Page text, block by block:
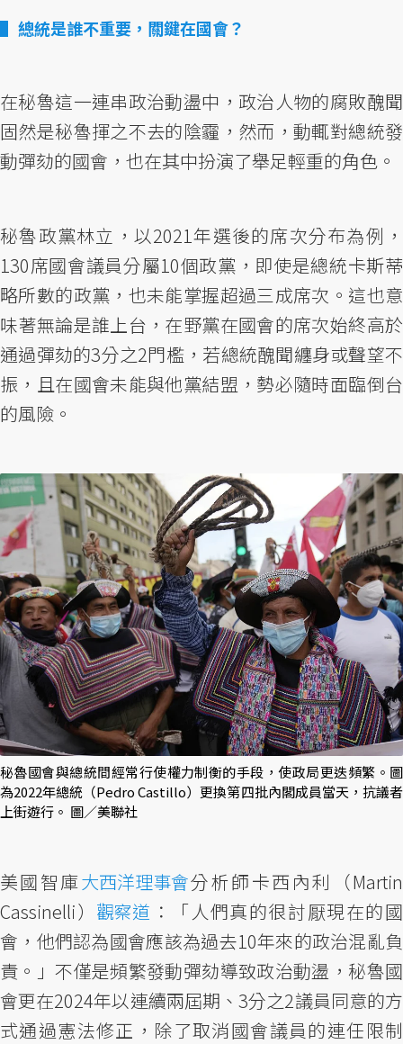
總統是誰不重要，關鍵在國會？
在秘魯這一連串政治動盪中，政治人物的腐敗醜聞
固然是秘魯揮之不去的陰霾，然而，動輒對總統發
動彈劾的國會，也在其中扮演了舉足輕重的角色。
秘魯政黨林立，以2021年選後的席次分布為例，
130席國會議員分屬10個政黨，即使是總統卡斯蒂
略所數的政黨，也未能掌握超過三成席次。這也意
味著無論是誰上台，在野黨在國會的席次始終高於
通過彈劾的3分之2門檻，若總統醜聞纏身或聲望不
振，且在國會未能與他黨結盟，勢必隨時面臨倒台
的風險。
秘魯國會與總統間經常行使權力制衡的手段，使政局更迭頻繁。圖
為2022年總統（Pedro Castillo）更換第四批內閣成員當天，抗議者
上街遊行。 圖／美聯社
美國智庫大西洋理事會分析師卡西內利（Martin
Cassinelli） 觀察道 ：「人們真的很討厭現在的國
會，他們認為國會應該為過去10年來的政治混亂負
責。」不僅是頻繁發動彈劾導致政治動盪，秘魯國
會更在2024年以連續兩屆期、3分之2議員同意的方
式通過憲法修正，除了取消國會議員的連任限制